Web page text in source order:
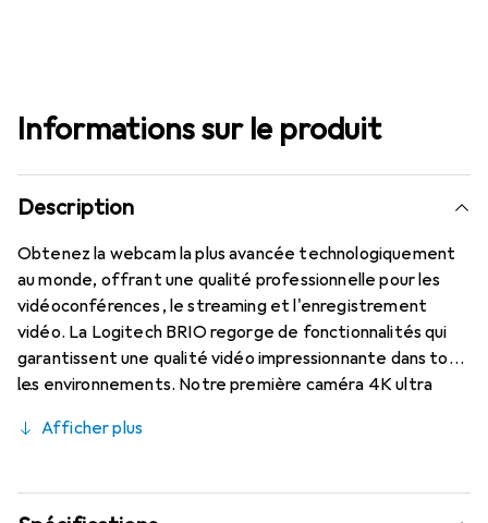
Informations sur le produit
Description
Obtenez la webcam la plus avancée technologiquement
au monde, offrant une qualité professionnelle pour les
vidéoconférences, le streaming et l'enregistrement
vidéo. La Logitech BRIO regorge de fonctionnalités qui
garantissent une qualité vidéo impressionnante dans tous
les environnements. Notre première caméra 4K ultra
RightLight 3 avec HDR. L'option de changement
depuis n'importe quel endroit. Diffusez des vidéos en
qualité cristalline avec une excellente résolution, un taux
Afficher plus